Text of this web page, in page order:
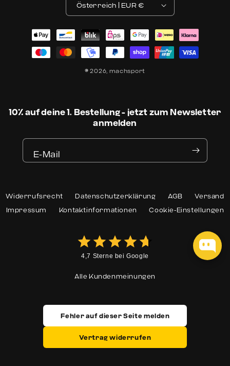
Österreich | EUR €
Zahlungsmethoden
© 2026, machsport
10% auf deine 1. Bestellung - jetzt zum Newsletter
anmelden
E-Mail
Widerrufsrecht Datenschutzerklärung AGB
Versand
Impressum
Kontaktinformationen Cookie-Einstellungen
4,7 Sterne bei Google
Alle Kundenmeinungen
Fehler auf dieser Seite melden
Vertrag widerrufen